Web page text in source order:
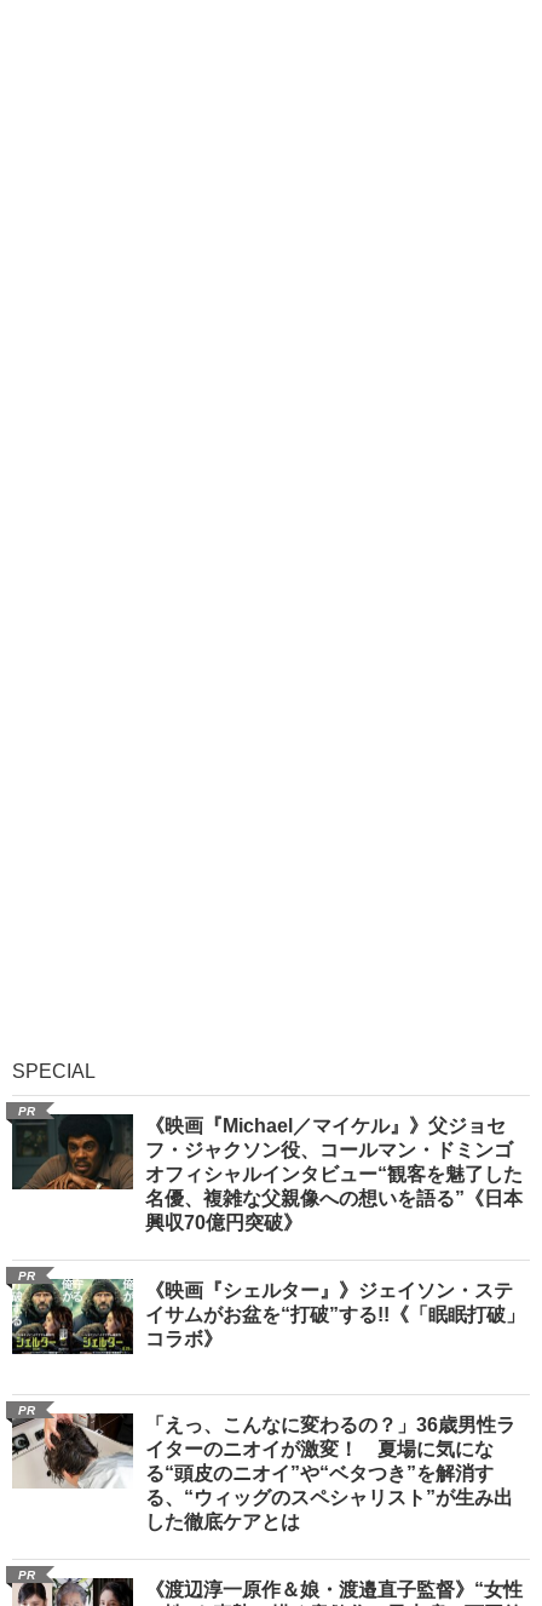
SPECIAL
PR
《映画『Michael／マイケル』》父ジョセ
フ・ジャクソン役、コールマン・ドミンゴ
オフィシャルインタビュー“観客を魅了した
名優、複雑な父親像への想いを語る”《日本
興収70億円突破》
PR
《映画『シェルター』》ジェイソン・ステ
イサムがお盆を“打破”する!!《「眠眠打破」
コラボ》
PR
「えっ、こんなに変わるの？」36歳男性ラ
イターのニオイが激変！ 夏場に気にな
る“頭皮のニオイ”や“ベタつき”を解消す
る、“ウィッグのスペシャリスト”が生み出
した徹底ケアとは
PR
《渡辺淳一原作＆娘・渡邉直子監督》“女性